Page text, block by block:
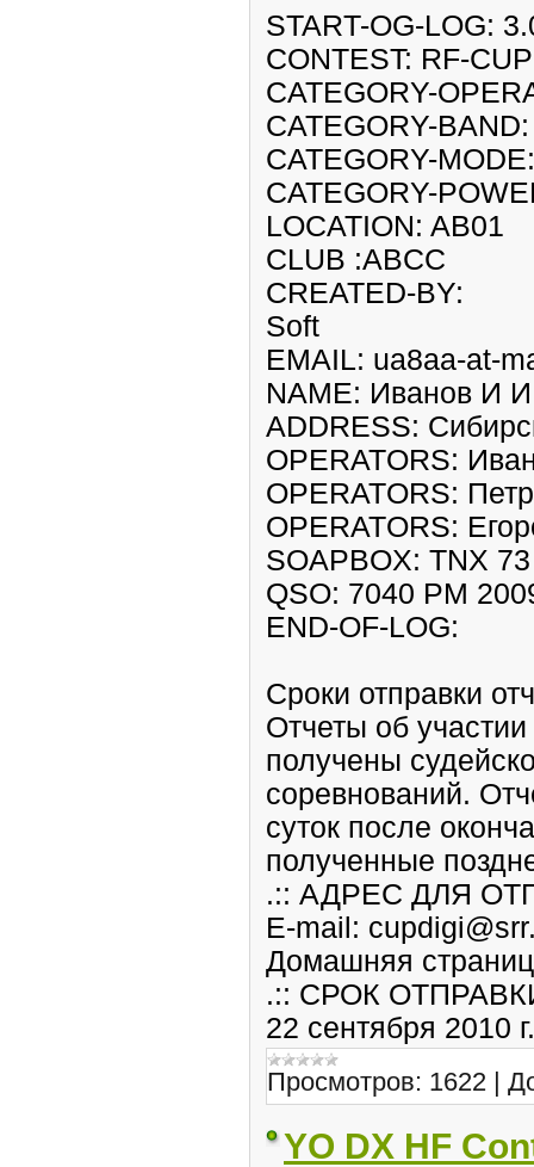
START-OG-LOG:
CONTEST: RF-
CATEGORY-
CATEGORY-
CATEGORY-
CATEGORY-
LOCATION: AB01
CLUB :ABCC
CREATED-BY:
Soft
EMAIL: ua8aa-at-
NAME: Иванов И
ADDRESS:
OPERATORS:
OPERATORS:
OPERATORS:
SOAPBOX: TNX 73
QSO: 7040 PM
END-OF-LOG:
Сроки отправки
Отчеты об
получены
соревнований.
суток после
полученные
.:: АДРЕС ДЛЯ
E-mail:
Домашняя
.:: СРОК
22 сентября 2010
Просмотров: 1622 |
YO DX HF